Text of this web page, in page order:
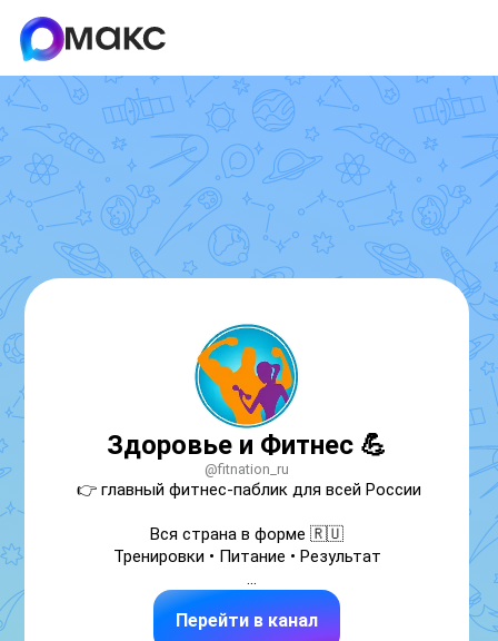
Здоровье и Фитнес 💪
@fitnation_ru
👉 главный фитнес-паблик для всей России
Вся страна в форме 🇷🇺
Тренировки • Питание • Результат
https://telega.in/channels/fitnation_ru/card_max
Перейти в канал